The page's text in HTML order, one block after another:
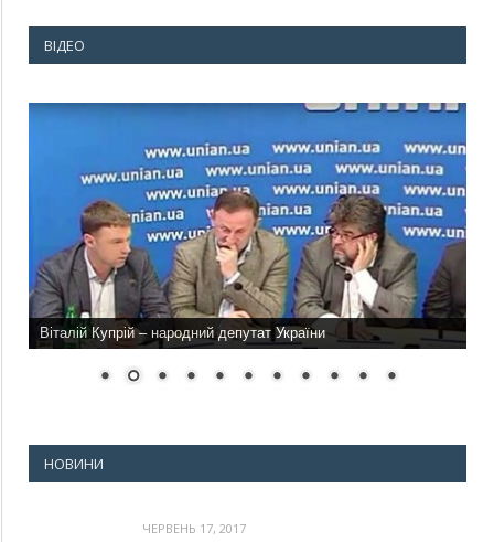
ВІДЕО
Віталій Купрій – народний депутат України
НОВИНИ
ЧЕРВЕНЬ 17, 2017